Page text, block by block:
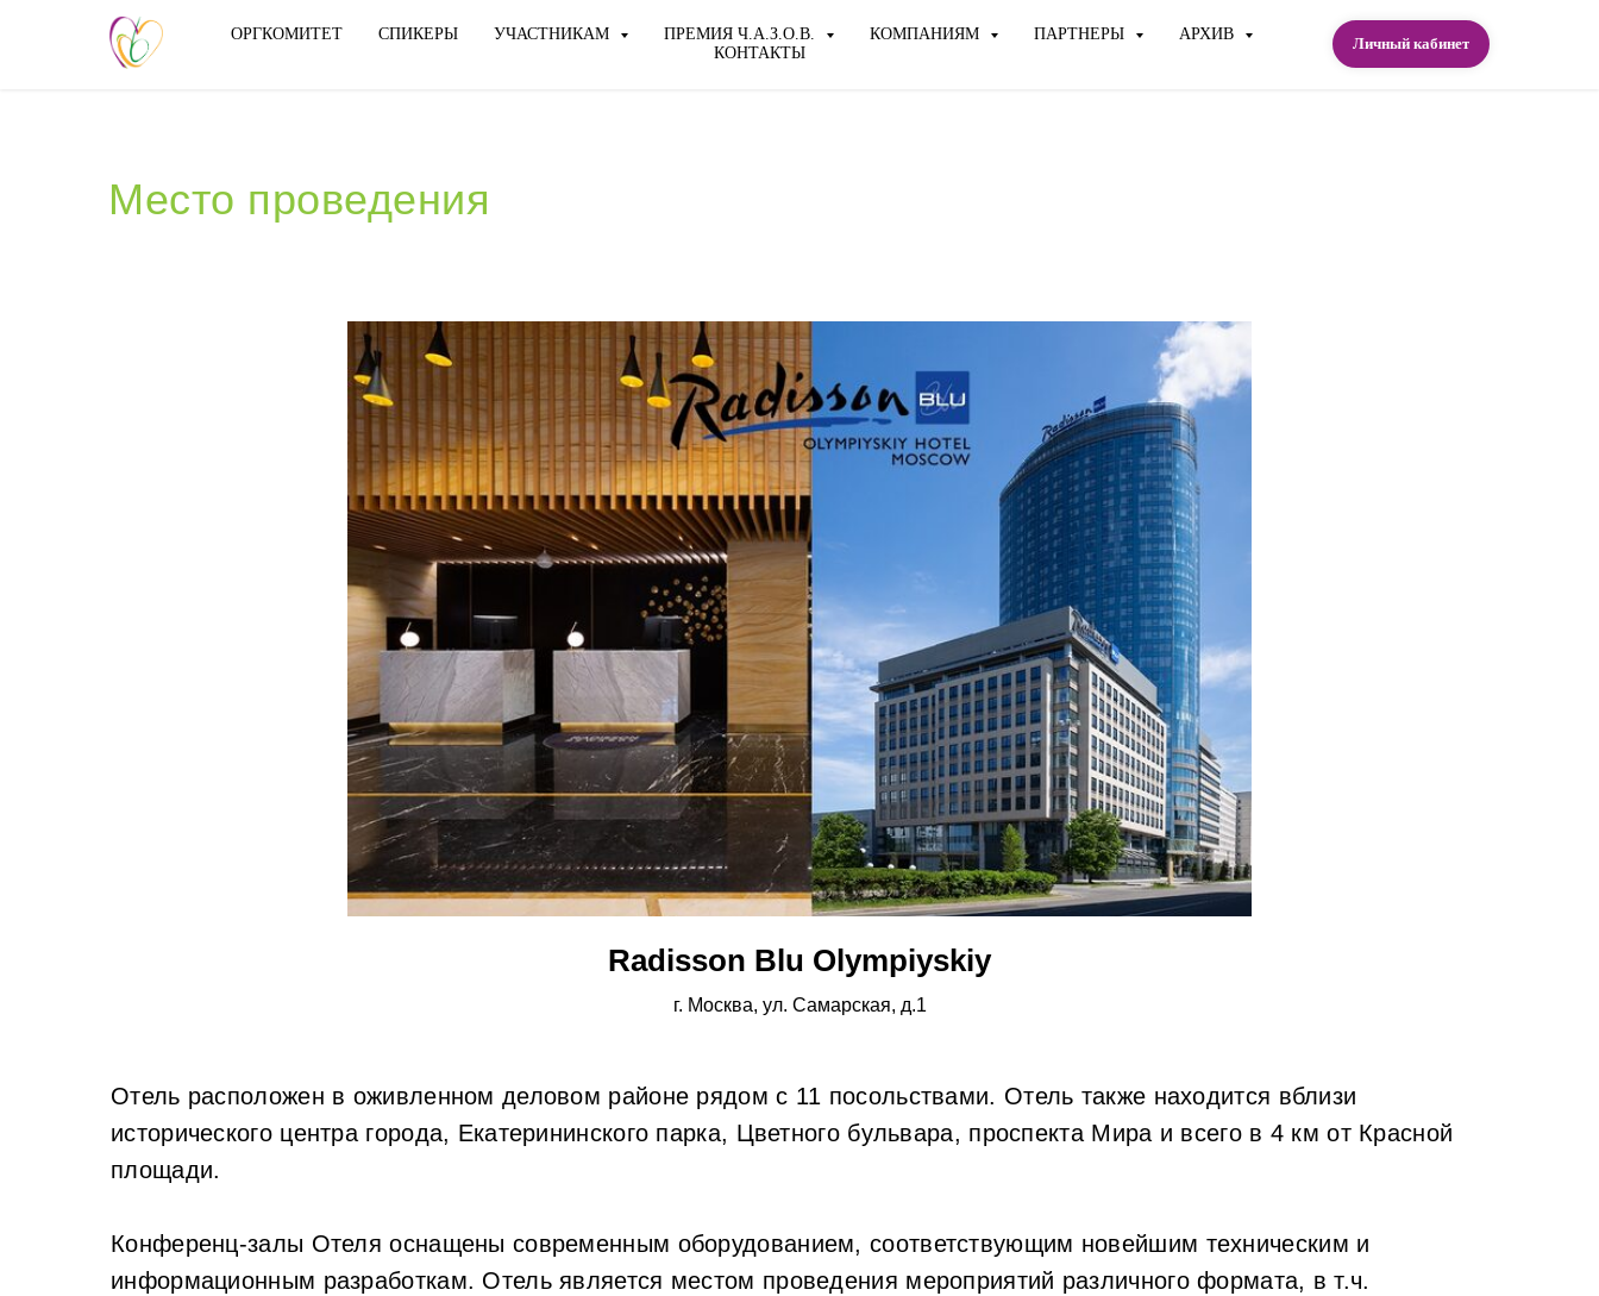
ОРГКОМИТЕТ СПИКЕРЫ УЧАСТНИКАМ ПРЕМИЯ Ч.А.З.О.В. КОМПАНИЯМ ПАРТНЕРЫ
АРХИВ
КОНТАКТЫ
Личный кабинет
Место проведения
Radisson Blu Olympiyskiy
г. Москва, ул. Самарская, д.1
Отель расположен в оживленном деловом районе рядом с 11 посольствами. Отель также находится вблизи
исторического центра города, Екатерининского парка, Цветного бульвара, проспекта Мира и всего в 4 км от Красной
площади.
Конференц-залы Отеля оснащены современным оборудованием, соответствующим новейшим техническим и
информационным разработкам. Отель является местом проведения мероприятий различного формата, в т.ч.